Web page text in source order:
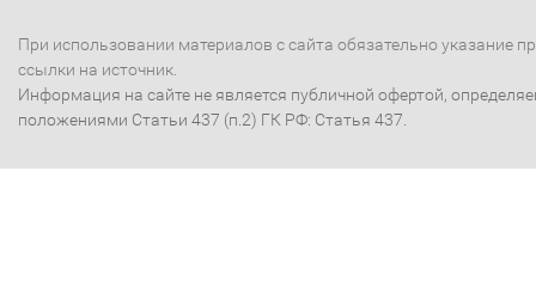
При использовании материалов с сайта обязательно указание
ссылки на источник.
Информация на сайте не является публичной офертой,
положениями Статьи 437 (п.2) ГК РФ: Статья 437.